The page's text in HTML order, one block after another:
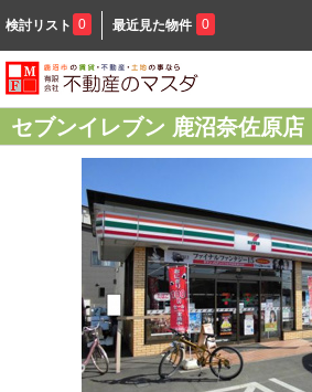
検討リスト 0 最近見た物件 0
セブンイレブン 鹿沼奈佐原店